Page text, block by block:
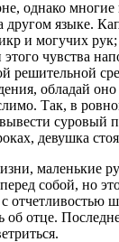
однако многие
другом языке.
и могучих рук;
чувства
решительной
обладай
Так, в
суровый
девушка
маленькие
собой, но
отце.